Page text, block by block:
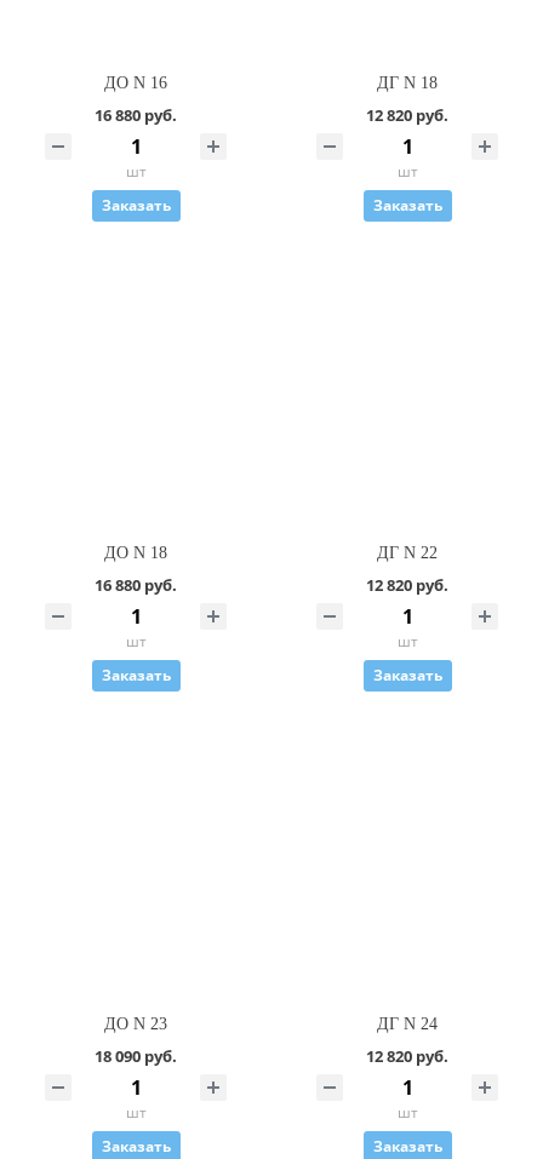
ДО N 16
16 880 руб.
шт
Заказать
ДГ N 18
12 820 руб.
шт
Заказать
ДО N 18
16 880 руб.
шт
Заказать
ДГ N 22
12 820 руб.
шт
Заказать
ДО N 23
18 090 руб.
шт
Заказать
ДГ N 24
12 820 руб.
шт
Заказать